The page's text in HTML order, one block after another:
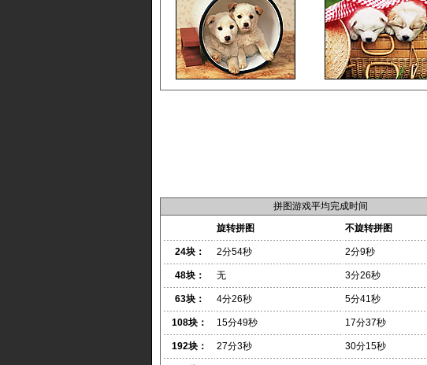
拼图游戏平均完成时间
旋转拼图
不旋转拼图
24块： 2分54秒 2分9秒
48块： 无 3分26秒
63块： 4分26秒 5分41秒
108块： 15分49秒 17分37秒
192块： 27分3秒 30分15秒